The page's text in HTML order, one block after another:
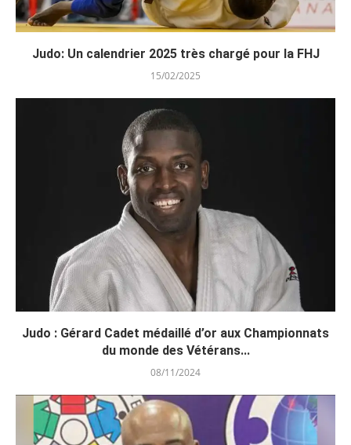
Judo: Un calendrier 2025 très chargé pour la FHJ
15/02/2025
Judo : Gérard Cadet médaillé d’or aux Championnats
du monde des Vétérans...
08/11/2024